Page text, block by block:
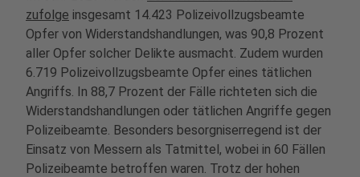
zufolge insgesamt 14.423 Polizeivollzugsbeamte
Opfer von Widerstandshandlungen, was 90,8 Prozent
aller Opfer solcher Delikte ausmacht. Zudem wurden
6.719 Polizeivollzugsbeamte Opfer eines tätlichen
Angriffs. In 88,7 Prozent der Fälle richteten sich die
Widerstandshandlungen oder tätlichen Angriffe gegen
Polizeibeamte. Besonders besorgniserregend ist der
Einsatz von Messern als Tatmittel, wobei in 60 Fällen
Polizeibeamte betroffen waren. Trotz der hohen